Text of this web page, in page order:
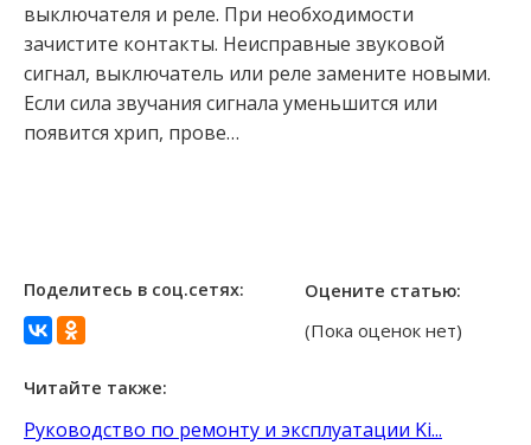
выключателя и реле. При необходимости
зачистите контакты. Неисправные звуковой
сигнал, выключатель или реле замените новыми.
Если сила звучания сигнала уменьшится или
появится хрип, прове…
Поделитесь в соц.сетях: Оцените статью:
(Пока оценок нет)
Читайте также:
Руководство по ремонту и эксплуатации Ki...